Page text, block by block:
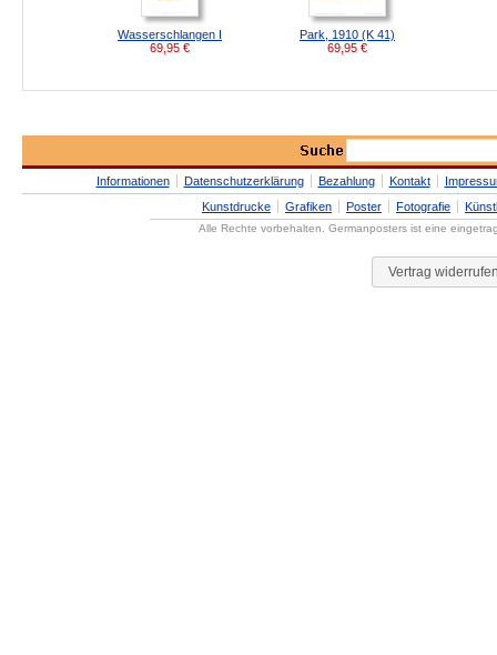
Wasserschlangen I
69,95 €
Park, 1910 (K 41)
69,95 €
Informationen Datenschutzerklärung Bezahlung Kontakt
Kunstdrucke
Grafiken Poster Fotografie
Alle Rechte vorbehalten. Germanposters ist eine
Vertrag